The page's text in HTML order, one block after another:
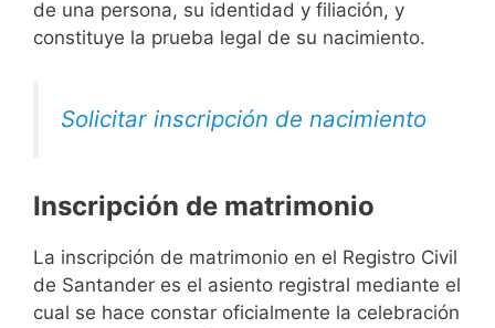
de una persona, su identidad y filiación, y
constituye la prueba legal de su nacimiento.
Solicitar inscripción de nacimiento
Inscripción de matrimonio
La inscripción de matrimonio en el Registro Civil
de Santander es el asiento registral mediante el
cual se hace constar oficialmente la celebración